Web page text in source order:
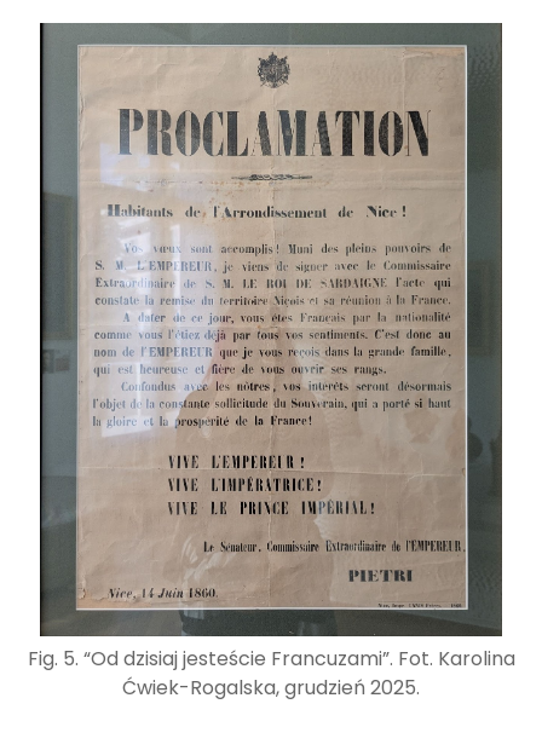
Fig. 5. “Od dzisiaj jesteście Francuzami”. Fot. Karolina
Ćwiek-Rogalska, grudzień 2025.